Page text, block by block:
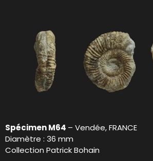
Spécimen M64 – Vendée, FRANCE
Diamètre : 36 mm
Collection Patrick Bohain